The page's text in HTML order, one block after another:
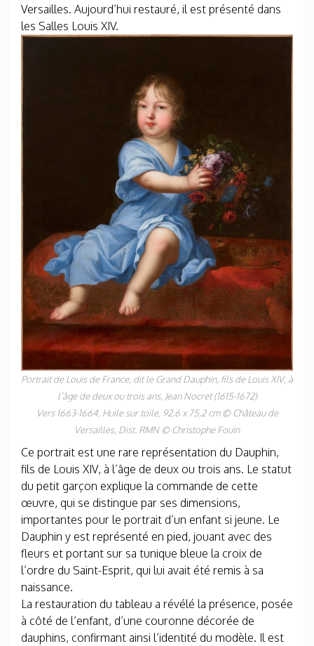
Versailles. Aujourd’hui restauré, il est présenté dans
les Salles Louis XIV.
Portrait de Louis de France, dit le Grand Dauphin, fils de Louis XIV, à
l’âge de deux ou trois ans, Jean Nocret (1615-1672)
Vers 1663-1664, Huile sur toile, 92,6 x 75,2 cm © Château de
Versailles, Dist. RMN © Christophe Fouin
Ce portrait est une rare représentation du Dauphin,
fils de Louis XIV, à l’âge de deux ou trois ans. Le statut
du petit garçon explique la commande de cette
œuvre, qui se distingue par ses dimensions,
importantes pour le portrait d’un enfant si jeune. Le
Dauphin y est représenté en pied, jouant avec des
fleurs et portant sur sa tunique bleue la croix de
l’ordre du Saint-Esprit, qui lui avait été remis à sa
naissance.
La restauration du tableau a révélé la présence, posée
à côté de l’enfant, d’une couronne décorée de
dauphins, confirmant ainsi l’identité du modèle. Il est